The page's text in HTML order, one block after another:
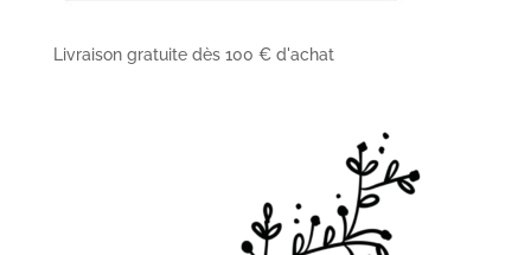
Livraison gratuite dès 100 € d'achat